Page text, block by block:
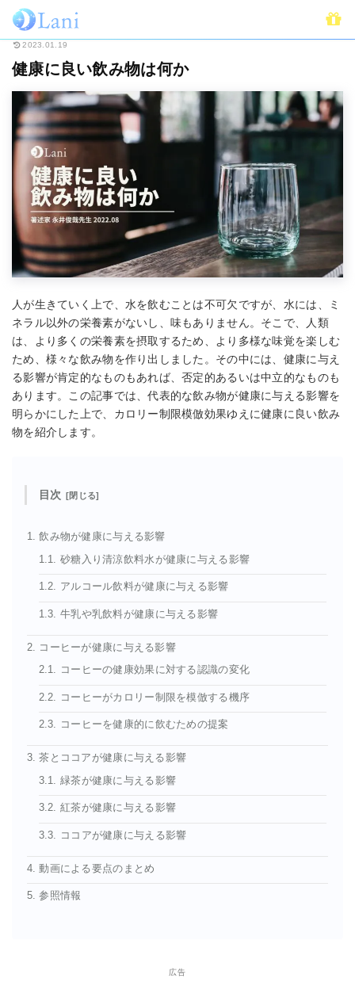
ホーム 連載
2023.01.19
健康に良い飲み物は何か
人が生きていく上で、水を飲むことは不可欠ですが、水には、ミ
ネラル以外の栄養素がないし、味もありません。そこで、人類
は、より多くの栄養素を摂取するため、より多様な味覚を楽しむ
ため、様々な飲み物を作り出しました。その中には、健康に与え
る影響が肯定的なものもあれば、否定的あるいは中立的なものも
あります。この記事では、代表的な飲み物が健康に与える影響を
明らかにした上で、カロリー制限模倣効果ゆえに健康に良い飲み
物を紹介します。
目次
1. 飲み物が健康に与える影響
1.1. 砂糖入り清涼飲料水が健康に与える影響
1.2. アルコール飲料が健康に与える影響
1.3. 牛乳や乳飲料が健康に与える影響
2. コーヒーが健康に与える影響
2.1. コーヒーの健康効果に対する認識の変化
2.2. コーヒーがカロリー制限を模倣する機序
2.3. コーヒーを健康的に飲むための提案
3. 茶とココアが健康に与える影響
3.1. 緑茶が健康に与える影響
3.2. 紅茶が健康に与える影響
3.3. ココアが健康に与える影響
4. 動画による要点のまとめ
5. 参照情報
広告